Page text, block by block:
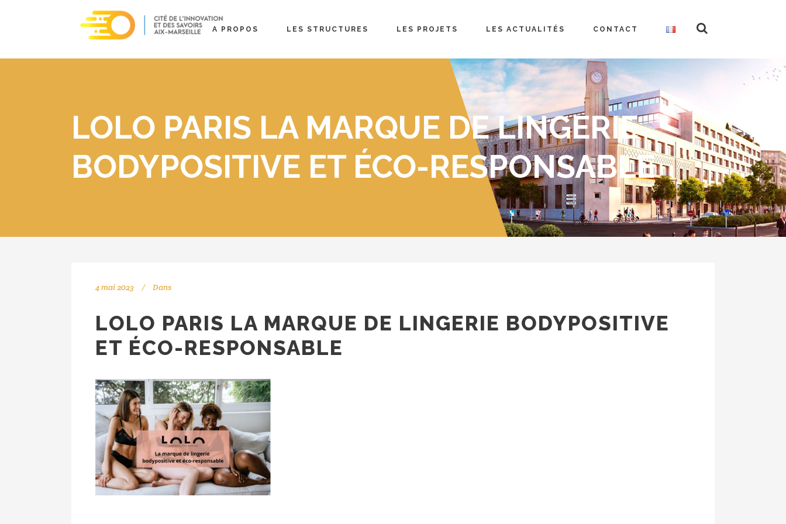
A PROPOS LES STRUCTURES LES PROJETS LES ACTUALITÉS CONTACT
LOLO PARIS LA MARQUE DE LINGERIE
BODYPOSITIVE ET ÉCO-RESPONSABLE
4 mai 2023 Dans
LOLO PARIS LA MARQUE DE LINGERIE BODYPOSITIVE
ET ÉCO-RESPONSABLE